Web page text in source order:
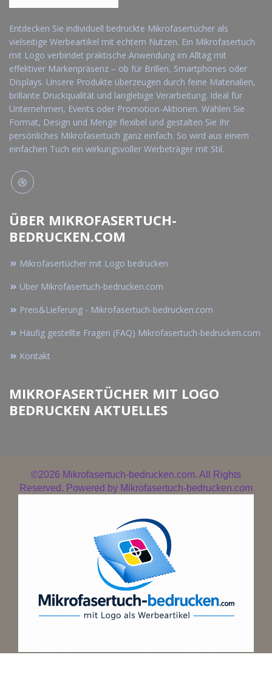
Entdecken Sie individuell bedruckte Mikrofasertücher als
vielseitige Werbeartikel mit echtem Nutzen. Ein Mikrofasertuch
mit Logo verbindet praktische Anwendung im Alltag mit
effektiver Markenpräsenz – ob für Brillen, Smartphones oder
Displays. Unsere Produkte überzeugen durch feine Materialien,
brillante Druckqualität und langlebige Verarbeitung. Ideal für
Unternehmen, Events oder Promotion-Aktionen. Wählen Sie
Format, Design und Menge flexibel und gestalten Sie Ihr
persönliches Mikrofasertuch ganz einfach. So wird aus einem
einfachen Tuch ein wirkungsvoller Werbeträger mit Stil.
ÜBER MIKROFASERTUCH-
BEDRUCKEN.COM
Mikrofasertücher mit Logo bedrucken
Über Mikrofasertuch-bedrucken.com
Preis&Lieferung - Mikrofasertuch-bedrucken.com
Häufig gestellte Fragen (FAQ) Mikrofasertuch-bedrucken.com
Kontakt
MIKROFASERTÜCHER MIT LOGO
BEDRUCKEN AKTUELLES
©2026 Mikrofasertuch-bedrucken.com. All Rights
Reserved. Powered by Mikrofasertuch-bedrucken.com